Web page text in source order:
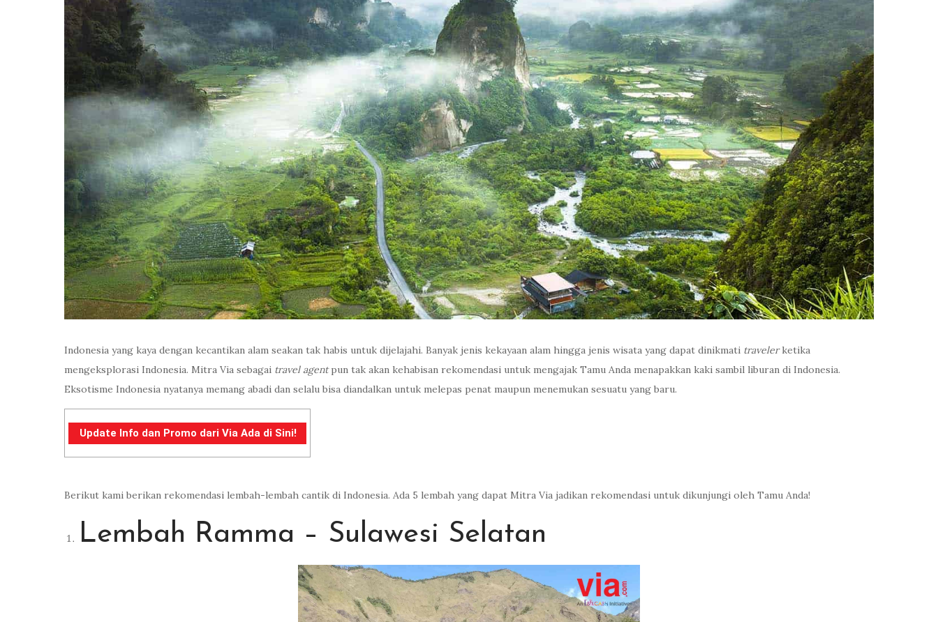
Indonesia yang kaya dengan kecantikan alam seakan tak habis untuk dijelajahi. Banyak jenis kekayaan alam hingga jenis wisata yang dapat dinikmati travelerketika
mengeksplorasi Indonesia. Mitra Via sebagai travel agentpun tak akan kehabisan rekomendasi untuk mengajak Tamu Anda menapakkan kaki sambil liburan di Indonesia.
Eksotisme Indonesia nyatanya memang abadi dan selalu bisa diandalkan untuk melepas penat maupun menemukan sesuatu yang baru.
Update Info dan Promo dari Via Ada di Sini!
Berikut kami berikan rekomendasi lembah-lembah cantik di Indonesia. Ada 5 lembah yang dapat Mitra Via jadikan rekomendasi untuk dikunjungi oleh Tamu Anda!
Lembah Ramma – Sulawesi Selatan